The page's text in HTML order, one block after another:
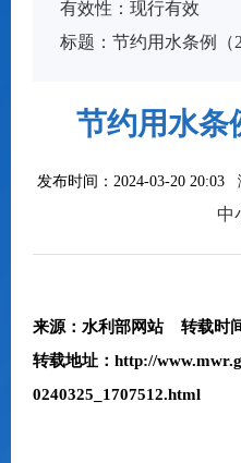
有效性： 现行有效
标题： 节约用水条例（
节约用水条
发布时间：2024-03-20 20:03
中
来源：水利部网站 转载时
转载地址： http://
0240325_1707512.html